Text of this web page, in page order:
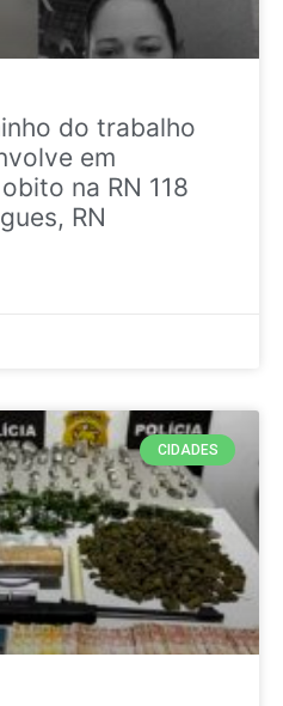
do trabalho
em
na RN 118
RN
CIDADES